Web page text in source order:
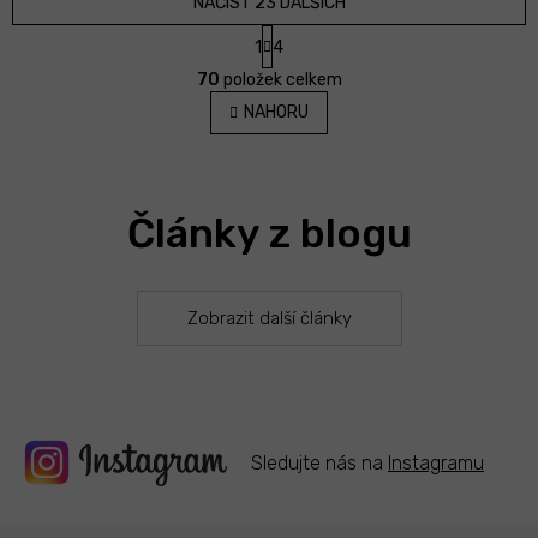
O
v
l
á
í
p
k
s
u
S
t
r
á
n
k
í
1
4
70 položek celkem
NAHORU
Články z blogu
Zobrazit další články
Sledujte nás na Instagramu